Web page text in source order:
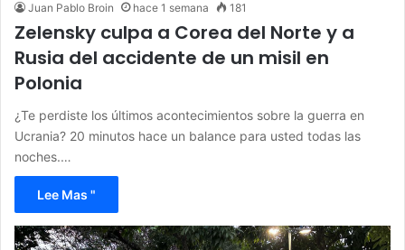
Juan Pablo Broin hace 1 semana 181
Zelensky culpa a Corea del Norte y a
Rusia del accidente de un misil en
Polonia
¿Te perdiste los últimos acontecimientos sobre la guerra en
Ucrania? 20 minutos hace un balance para usted todas las
noches.…
Lee Mas "